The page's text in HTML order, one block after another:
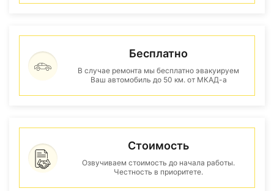
Бесплатно
В случае ремонта мы бесплатно эвакуируем
Ваш автомобиль до 50 км. от МКАД-а
Стоимость
Озвучиваем стоимость до начала работы.
Честность в приоритете.